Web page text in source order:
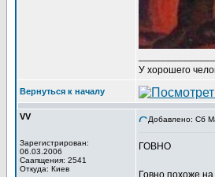
У хорошего
Вернуться к началу
VV
Зарегистрирован:
06.03.2006
Саапщения: 2541
Откуда: Киев
Добавлено: Сб
ГОВНО
Говно похоже